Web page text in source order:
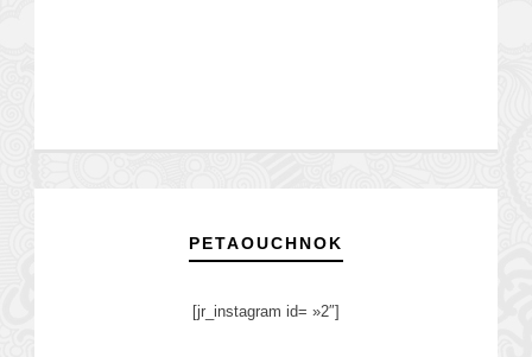
PETAOUCHNOK
[jr_instagram id= »2″]